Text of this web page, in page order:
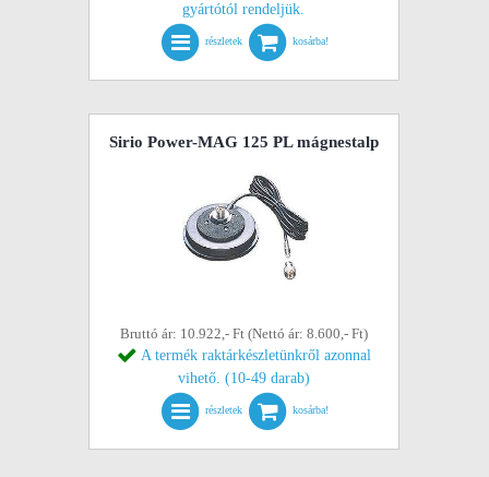
gyártótól rendeljük.
részletek kosárba!
Sirio Power-MAG 125 PL mágnestalp
Bruttó ár: 10.922,- Ft (Nettó ár: 8.600,- Ft)
A termék raktárkészletünkről azonnal
vihető. (10-49 darab)
részletek kosárba!